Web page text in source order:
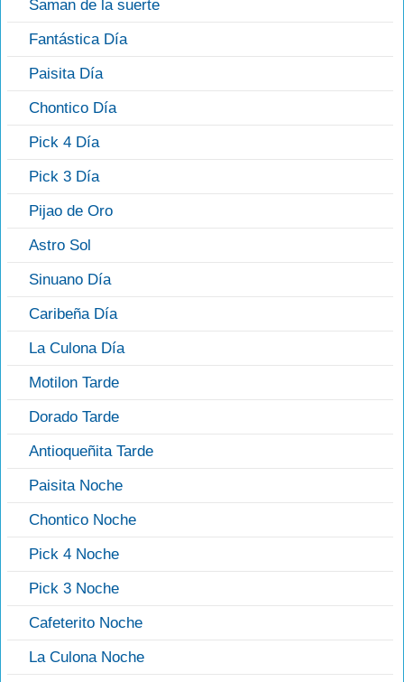
Saman de la suerte
Fantástica Día
Paisita Día
Chontico Día
Pick 4 Día
Pick 3 Día
Pijao de Oro
Astro Sol
Sinuano Día
Caribeña Día
La Culona Día
Motilon Tarde
Dorado Tarde
Antioqueñita Tarde
Paisita Noche
Chontico Noche
Pick 4 Noche
Pick 3 Noche
Cafeterito Noche
La Culona Noche